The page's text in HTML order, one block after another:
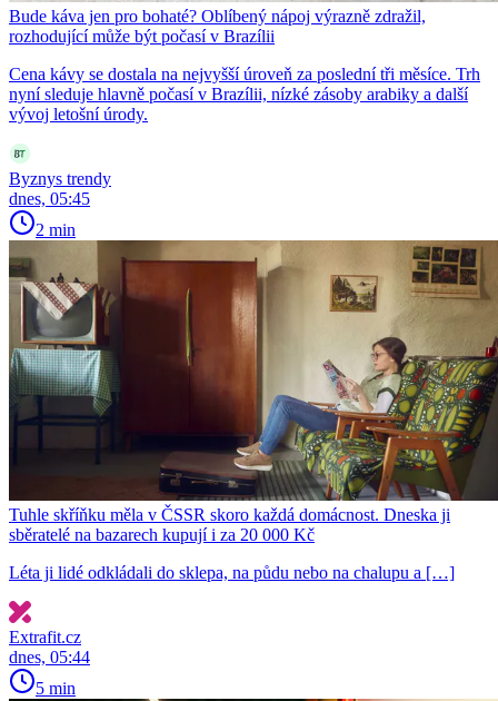
Bude káva jen pro bohaté? Oblíbený nápoj výrazně zdražil,
rozhodující může být počasí v Brazílii
Cena kávy se dostala na nejvyšší úroveň za poslední tři měsíce. Trh
nyní sleduje hlavně počasí v Brazílii, nízké zásoby arabiky a další
vývoj letošní úrody.
Byznys trendy
dnes, 05:45
2 min
Tuhle skříňku měla v ČSSR skoro každá domácnost. Dneska ji
sběratelé na bazarech kupují i za 20 000 Kč
Léta ji lidé odkládali do sklepa, na půdu nebo na chalupu a […]
Extrafit.cz
dnes, 05:44
5 min